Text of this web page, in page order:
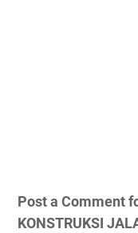
Post a Comment
KONSTRUKSI